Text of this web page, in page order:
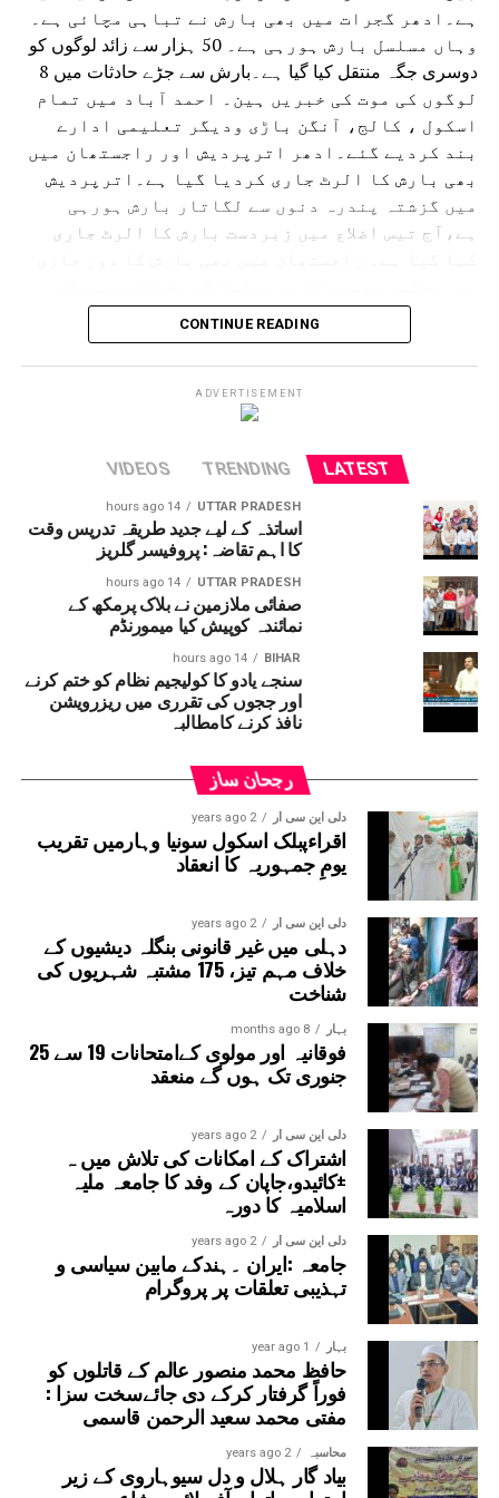
ہے۔ادھر گجرات میں بھی بارش نے تباہی مچائی ہے۔
وہاں مسلسل بارش ہورہی ہے۔ 50 ہزار سے زائد لوگوں کو
دوسری جگہ منتقل کیا گیا ہے۔بارش سے جڑے حادثات میں 8
لوگوں کی موت کی خبریں ہین۔ احمد آباد میں تمام
اسکول ، کالج، آنگن باڑی ودیگر تعلیمی ادارے
بند کردیے گئے۔ادھر اترپردیش اور راجستھان میں
بھی بارش کا الرٹ جاری کردیا گیا ہے۔اترپردیش
میں گزشتہ پندرہ دنوں سے لگاتار بارش ہورہی
ہے،آج تیس اضلاع میں زبردست بارش کا الرٹ جاری
لئے الرٹ جاری کردیا ہے۔ حالانکہ جموں وکشمیر
میں لینڈ سلائڈنگ کی وجہ سے آمدورفت ٹھپ تھی لیکن
اب چھ دنوں کے بعد آمدورفت جاری ہوئی ہے۔
امرناتھ یاترا بھی شروع کردی گئی ہے۔
CONTINUE READING
ADVERTISEMENT
LATEST
TRENDING
VIDEOS
UTTAR PRADESH
14 hours ago
اساتذہ کے لیے جدید طریقہ تدریس وقت
کا اہم تقاضہ: پروفیسر گلریز
UTTAR PRADESH
14 hours ago
صفائی ملازمین نے بلاک پرمکھ کے
نمائندہ کوپیش کیا میمورنڈم
BIHAR
14 hours ago
سنجے یادو کا کولیجیم نظام کو ختم کرنے
اور ججوں کی تقرری میں ریزرویشن
نافذ کرنے کامطالبہ
رجحان ساز
دلی این سی آر 2 years ago
اقراءپبلک اسکول سونیا وہارمیں تقریب
یومِ جمہوریہ کا انعقاد
دلی این سی آر 2 years ago
دہلی میں غیر قانونی بنگلہ دیشیوں کے
خلاف مہم تیز، 175 مشتبہ شہریوں کی
شناخت
بہار 8 months ago
فوقانیہ اور مولوی کےامتحانات 19 سے 25
جنوری تک ہوں گے منعقد
دلی این سی آر 2 years ago
اشتراک کے امکانات کی تلاش میں ہ
±کائیدو،جاپان کے وفد کا جامعہ ملیہ
اسلامیہ کا دورہ
دلی این سی آر 2 years ago
جامعہ :ایران ۔ہندکے مابین سیاسی و
تہذیبی تعلقات پر پروگرام
بہار 1 year ago
حافظ محمد منصور عالم کے قاتلوں کو
فوراً گرفتار کرکے دی جائےسخت سزا :
مفتی محمد سعید الرحمن قاسمی
محاسبہ 2 years ago
بیاد گار ہلال و دل سیوہاروی کے زیر